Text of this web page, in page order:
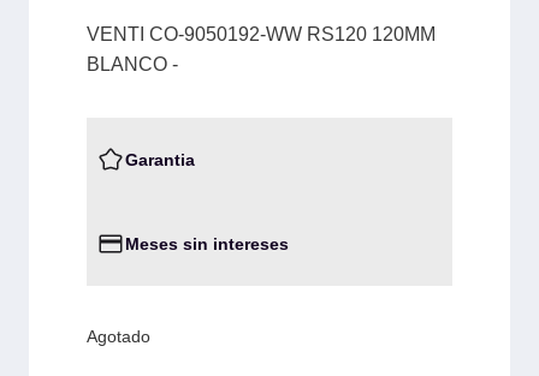
VENTI CO-9050192-WW RS120 120MM
BLANCO -
Garantia
Meses sin intereses
Agotado